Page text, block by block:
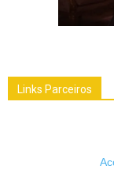
Links Parceiros